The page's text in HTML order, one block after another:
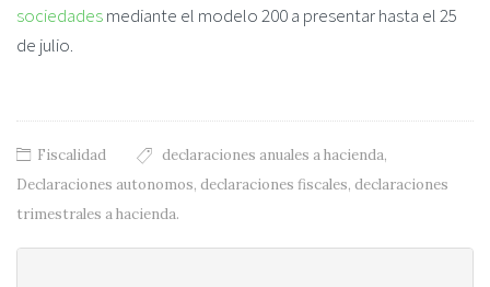
sociedadesmediante el modelo 200 a presentar hasta el 25
de julio.
Fiscalidad declaraciones anuales a hacienda,
Declaraciones autonomos, declaraciones fiscales, declaraciones
trimestrales a hacienda.